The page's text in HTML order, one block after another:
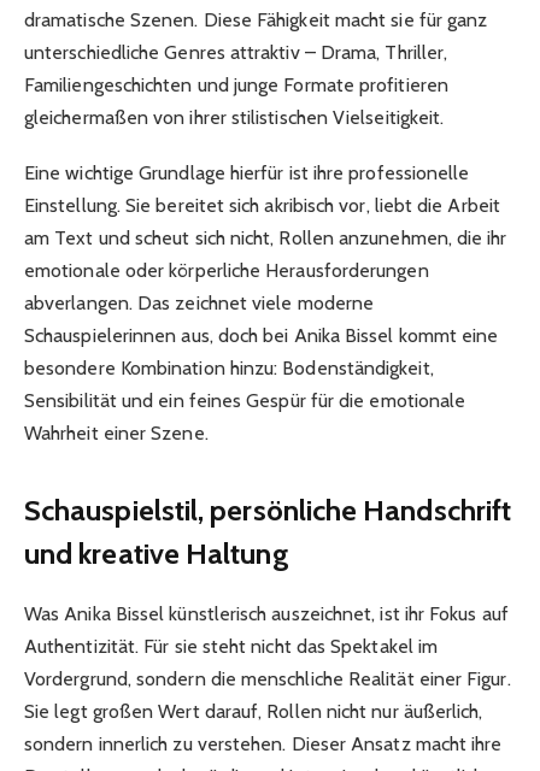
dramatische Szenen. Diese Fähigkeit macht sie für ganz
unterschiedliche Genres attraktiv – Drama, Thriller,
Familiengeschichten und junge Formate profitieren
gleichermaßen von ihrer stilistischen Vielseitigkeit.
Eine wichtige Grundlage hierfür ist ihre professionelle
Einstellung. Sie bereitet sich akribisch vor, liebt die Arbeit
am Text und scheut sich nicht, Rollen anzunehmen, die ihr
emotionale oder körperliche Herausforderungen
abverlangen. Das zeichnet viele moderne
Schauspielerinnen aus, doch bei Anika Bissel kommt eine
besondere Kombination hinzu: Bodenständigkeit,
Sensibilität und ein feines Gespür für die emotionale
Wahrheit einer Szene.
Schauspielstil, persönliche Handschrift
und kreative Haltung
Was Anika Bissel künstlerisch auszeichnet, ist ihr Fokus auf
Authentizität. Für sie steht nicht das Spektakel im
Vordergrund, sondern die menschliche Realität einer Figur.
Sie legt großen Wert darauf, Rollen nicht nur äußerlich,
sondern innerlich zu verstehen. Dieser Ansatz macht ihre